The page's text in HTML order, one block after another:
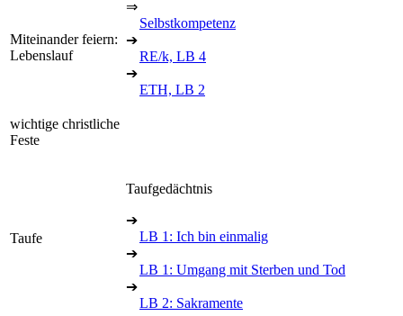
Miteinander feiern:
Lebenslauf
⇒
Selbstkompetenz
➔
RE/k, LB 4
➔
ETH, LB 2
wichtige christliche
Feste
Taufe
Taufgedächtnis
➔
LB 1: Ich bin einmalig
➔
LB 1: Umgang mit Sterben und Tod
➔
LB 2: Sakramente